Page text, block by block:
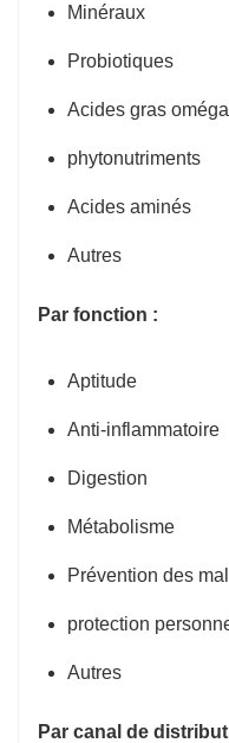
Minéraux
Probiotiques
Acides gras
phytonutriments
Acides aminés
Autres
Par fonction :
Aptitude
Anti-inflammatoire
Digestion
Métabolisme
Prévention des
protection
Autres
Par canal de